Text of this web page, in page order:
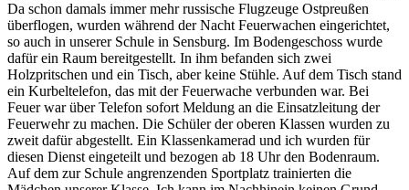
Da schon damals immer mehr russische Flugzeuge Ostpreußen
überflogen, wurden während der Nacht Feuerwachen eingerichtet,
so auch in unserer Schule in Sensburg. Im Bodengeschoss wurde
dafür ein Raum bereitgestellt. In ihm befanden sich zwei
Holzpritschen und ein Tisch, aber keine Stühle. Auf dem Tisch stand
ein Kurbeltelefon, das mit der Feuerwache verbunden war. Bei
Feuer war über Telefon sofort Meldung an die Einsatzleitung der
Feuerwehr zu machen. Die Schüler der oberen Klassen wurden zu
zweit dafür abgestellt. Ein Klassenkamerad und ich wurden für
diesen Dienst eingeteilt und bezogen ab 18 Uhr den Bodenraum.
Auf dem zur Schule angrenzenden Sportplatz trainierten die